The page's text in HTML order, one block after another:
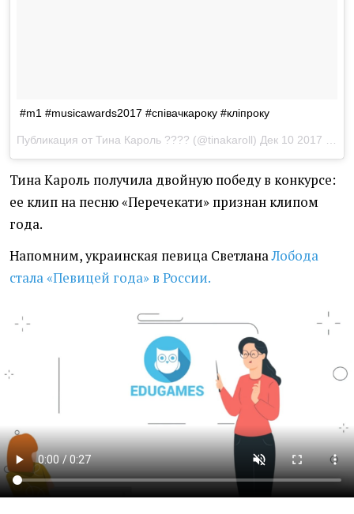
#m1 #musicawards2017 #співачкароку #кліпроку
Публикация от Тина Кароль ???? (@tinakaroll) Дек 10 2017 в 1:38 PST
Тина Кароль получила двойную победу в конкурсе:
ее клип на песню«Перечекати» признан клипом
года.
Напомним, украинская певица СветланаЛобода
стала«Певицей года» в России.